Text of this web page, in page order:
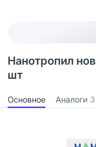
Нанотропил
шт
Основное Аналоги 3